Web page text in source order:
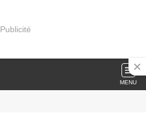
Publicité
MENU